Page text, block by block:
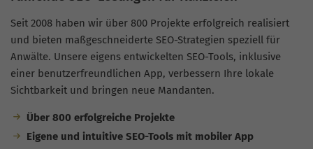
Seit 2008 haben wir über 800 Projekte erfolgreich realisiert
und bieten maßgeschneiderte SEO-Strategien speziell für
Anwälte. Unsere eigens entwickelten SEO-Tools, inklusive
einer benutzerfreundlichen App, verbessern Ihre lokale
Sichtbarkeit und bringen neue Mandanten.
Über 800 erfolgreiche Projekte
Eigene und intuitive SEO-Tools mit mobiler App